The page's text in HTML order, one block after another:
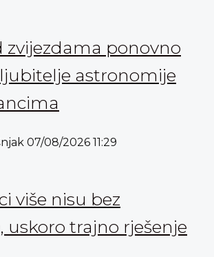
zvijezdama ponovno
astronomije
07/08/2026 11:29
više nisu bez
uskoro trajno rješenje